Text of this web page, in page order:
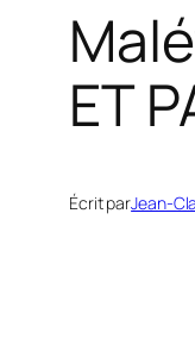
ET
Écrit parJean-